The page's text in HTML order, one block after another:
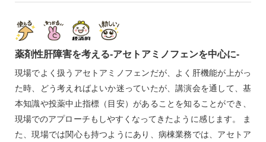
薬剤性肝障害を考える‐アセトアミノフェンを中心に‐
現場でよく扱うアセトアミノフェンだが、よく肝機能が上がっ
た時、どう考えればよいか迷っていたが、講演会を通して、基
本知識や投薬中止指標（目安）があることを知ることができ、
現場でのアプローチもしやすくなってきたように感じます。 ま
た、現場では関心も持つようにあり、病棟業務では、アセトア